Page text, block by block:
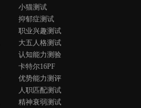
小猫测试
抑郁症测试
职业兴趣测试
大五人格测试
认知能力测验
卡特尔16PF
优势能力测评
人职匹配测试
精神衰弱测试